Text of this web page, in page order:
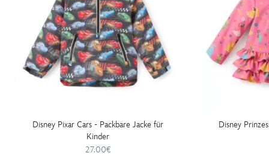
Disney Pixar Cars - Packbare Jacke für
Kinder
27.00€
Disney